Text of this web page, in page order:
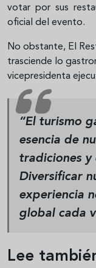
votar por sus
oficial del evento.
No obstante, El
trasciende lo
vicepresidenta
“El turismo
esencia de
tradiciones y
Diversificar
experiencia
global cada
Lee